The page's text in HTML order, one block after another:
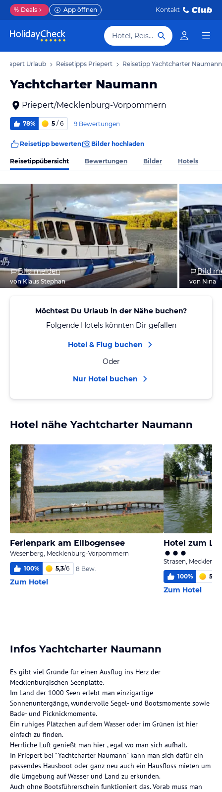
% Deals App öffnen Kontakt
Hotel, Reiseziel
Priepert Urlaub Reisetipps Priepert Reisetipp Yachtcharter Naumann
Yachtcharter Naumann
Priepert/Mecklenburg-Vorpommern
78% 5 / 6 9 Bewertungen
Reisetipp bewerten Bilder hochladen
Reisetippübersicht Bewertungen Bilder Hotels
Bild melden
von Klaus Stephan
Bild
von Nina
Möchtest Du Urlaub in der Nähe buchen?
Folgende Hotels könnten Dir gefallen
Hotel & Flug buchen
Oder
Nur Hotel buchen
Hotel nähe Yachtcharter Naumann
Ferienpark am Ellbogensee
Wesenberg, Mecklenburg-Vorpommern
100% 5,3/6 8 Bew.
Zum Hotel
Hotel zum
Strasen,
100% 5,2
Zum Hotel
Infos Yachtcharter Naumann
Es gibt viel Gründe für einen Ausflug ins Herz der
Mecklenburgischen Seenplatte.
Im Land der 1000 Seen erlebt man einzigartige
Sonnenuntergänge, wundervolle Segel- und Bootsmomente sowie
Bade- und Picknickmomente.
Ein ruhiges Plätzchen auf dem Wasser oder im Grünen ist hier
einfach zu finden.
Herrliche Luft genießt man hier , egal wo man sich aufhält.
In Priepert bei "Yachtcharter Naumann" kann man sich dafür ein
passendes Hausboot oder ganz neu auch ein Hausfloss mieten um
die Umgebung auf Wasser und Land zu erkunden.
Auch ohne Bootsführerschein funktioniert das. Vorab muss man